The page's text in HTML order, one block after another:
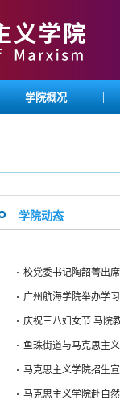
学院概况 |
学院动态
· 校党委书记陶韶菁出
· 广州航海学院举办学
· 庆祝三八妇女节 马院
· 鱼珠街道与马克思主
· 马克思主义学院招生
· 马克思主义学院赴自